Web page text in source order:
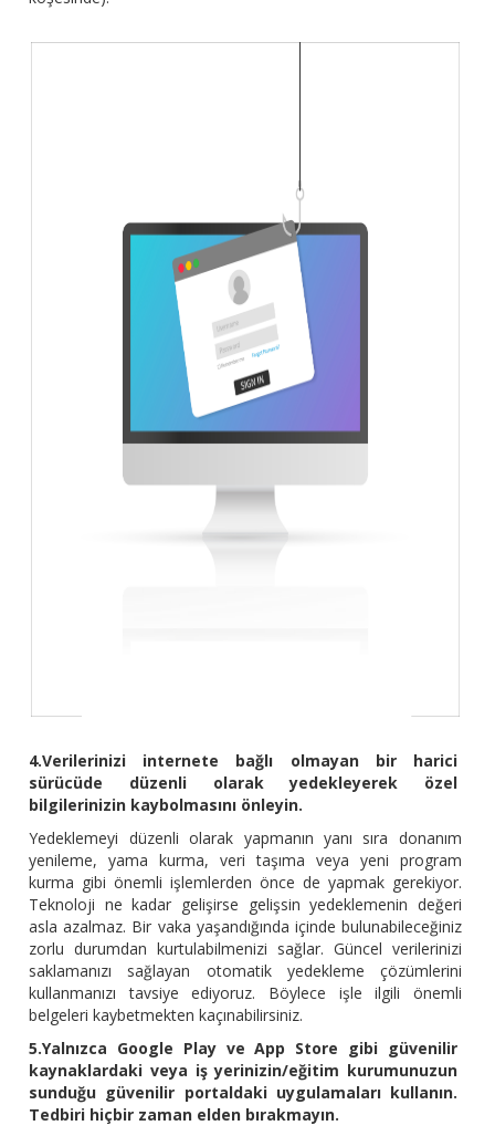
4.Verilerinizi internete bağlı olmayan bir harici
sürücüde düzenli olarak yedekleyerek özel
bilgilerinizin kaybolmasını önleyin.
Yedeklemeyi düzenli olarak yapmanın yanı sıra donanım
yenileme, yama kurma, veri taşıma veya yeni program
kurma gibi önemli işlemlerden önce de yapmak gerekiyor.
Teknoloji ne kadar gelişirse gelişsin yedeklemenin değeri
asla azalmaz. Bir vaka yaşandığında içinde bulunabileceğiniz
zorlu durumdan kurtulabilmenizi sağlar. Güncel verilerinizi
saklamanızı sağlayan otomatik yedekleme çözümlerini
kullanmanızı tavsiye ediyoruz. Böylece işle ilgili önemli
belgeleri kaybetmekten kaçınabilirsiniz.
5.Yalnızca Google Play ve App Store gibi güvenilir
kaynaklardaki veya iş yerinizin/eğitim kurumunuzun
sunduğu güvenilir portaldaki uygulamaları kullanın.
Tedbiri hiçbir zaman elden bırakmayın.